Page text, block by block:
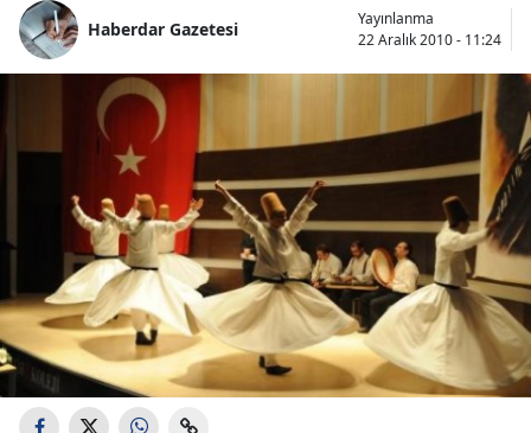
Haberdar Gazetesi
Yayınlanma
22 Aralık 2010 - 11:24